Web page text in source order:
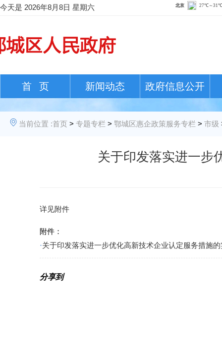
今天是 2026年8月8日 星期六
首 页 新闻动态 政府信息公开
当前位置 :首页 > 专题专栏 > 鄂城区惠企政策服务专栏 > 市级
关于印发落实进一步
详见附件
附件：
·关于印发落实进一步优化高新技术企业认定服务措施
分享到